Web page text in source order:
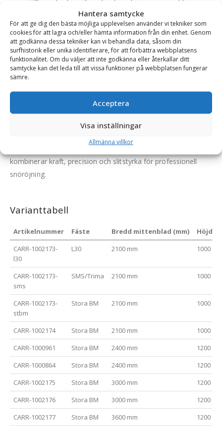
Hantera samtycke
För att ge dig den bästa möjliga upplevelsen använder vi tekniker som
cookies för att lagra och/eller hämta information från din enhet. Genom
att godkänna dessa tekniker kan vi behandla data, såsom din
surfhistorik eller unika identifierare, för att förbättra webbplatsens
funktionalitet. Om du väljer att inte godkänna eller återkallar ditt
samtycke kan det leda till att vissa funktioner på webbplatsen fungerar
sämre.
Acceptera
Visa inställningar
Allmänna villkor
ställbara chockventiler och ackumulatorer som snabbt tar upp
tryckpikar vid stötar.
Stum konstruktion (ej fjädrande skärstål)– ger maximal
rivförmåga och snöröjningskapacitet.
För att säkerställahållbarhet och slitstyrkaär redskapet
byggt i svenska kvalitetsmaterial:
Blad i Domex® 355, 10 mm
för styrka och stabilitet.
Påsvetsat skärfäste i Hardox® 450, 15 mm
slitstarkt där påfrestningarna är som störst.
Tillverkat i Sverige och CE-märkt – ettpremiumredskap
kombinerar kraft, precision och slitstyrka för professionell
snöröjning.
Varianttabell
Artikelnummer Fäste Bredd mittenblad (mm)
Höjd
CARR-1002173-
l30
L30 2100 mm 1000
CARR-1002173-
sms
SMS/Trima 2100 mm 1000
CARR-1002173-
stbm
Stora BM 2100 mm 1000
CARR-1002174 Stora BM 2100 mm
1000
CARR-1000961
Stora BM 2400 mm
1200
CARR-1000864
Stora BM 2400 mm
1200
CARR-1002175
Stora BM 3000 mm
1200
CARR-1002176
Stora BM 3000 mm
1200
CARR-1002177
Stora BM 3600 mm
1200